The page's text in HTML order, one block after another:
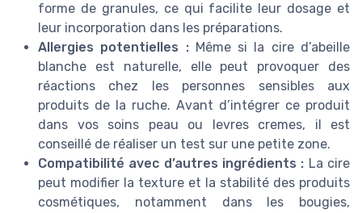
forme de granules, ce qui facilite leur dosage et
leur incorporation dans les préparations.
Allergies potentielles :Même si la cire d’abeille
blanche est naturelle, elle peut provoquer des
réactions chez les personnes sensibles aux
produits de la ruche. Avant d’intégrer ce produit
dans vos soins peau ou levres cremes, il est
conseillé de réaliser un test sur une petite zone.
Compatibilité avec d’autres ingrédients : La cire
peut modifier la texture et la stabilité des produits
cosmétiques, notamment dans les bougies,